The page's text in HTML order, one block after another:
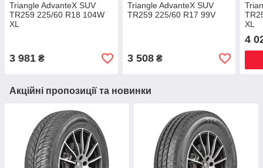
Triangle AdvanteX SUV
TR259 225/60 R18 104W
XL
3 981 ₴
Triangle AdvanteX SUV
TR259 225/60 R17 99V
3 508₴
XL
4
Акційні пропозиції та новинки